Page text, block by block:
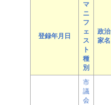
登録年月日
マ
ニ
フ
ェ
ス
ト
種
別
政治
家名
市
議
会